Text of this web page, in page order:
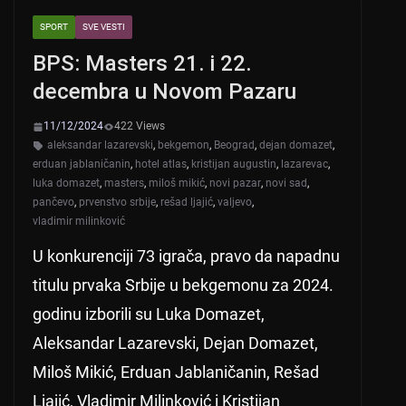
A
p
p
o
k
SPORT SVE VESTI
BPS: Masters 21. i 22.
decembra u Novom Pazaru
11/12/2024
422 Views
aleksandar lazarevski, bekgemon, Beograd, dejan domazet,
erduan jablaničanin, hotel atlas, kristijan augustin, lazarevac,
luka domazet, masters, miloš mikić, novi pazar, novi sad,
pančevo, prvenstvo srbije, rešad ljajić, valjevo,
vladimir milinković
U konkurenciji 73 igrača, pravo da napadnu
titulu prvaka Srbije u bekgemonu za 2024.
godinu izborili su Luka Domazet,
Aleksandar Lazarevski, Dejan Domazet,
Miloš Mikić, Erduan Jablaničanin, Rešad
Ljajić, Vladimir Milinković i Kristijan